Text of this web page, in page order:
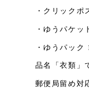
・クリックポ
・ゆうパケッ
・ゆうパック
品名「衣類」
郵便局留め対